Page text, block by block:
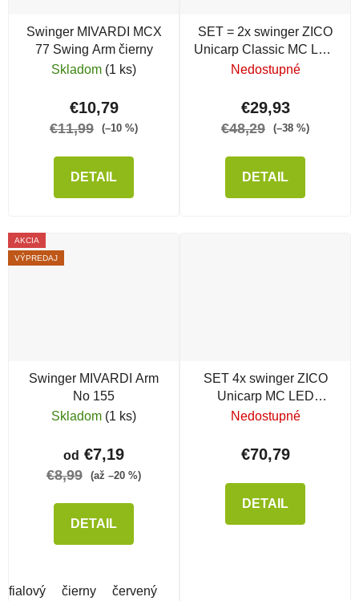
Swinger MIVARDI MCX
77 Swing Arm čierny
Skladom (1 ks)
€10,79
€11,99 (–10 %)
DETAIL
SET = 2x swinger ZICO
Unicarp Classic MC LED
s klipom
Nedostupné
€29,93
€48,29 (–38 %)
DETAIL
AKCIA
VÝPREDAJ
Swinger MIVARDI Arm
No 155
Skladom (1 ks)
od €7,19
€8,99 (až –20 %)
DETAIL
fialový čierny červený
SET 4x swinger ZICO
Unicarp MC LED
magnetickým klipom
Nedostupné
€70,79
DETAIL